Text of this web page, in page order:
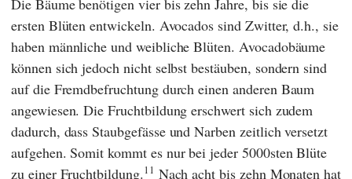
Die Bäume benötigen vier bis zehn Jahre, bis sie die
ersten Blüten entwickeln. Avocados sind Zwitter, d.h., sie
haben männliche und weibliche Blüten. Avocadobäume
können sich jedoch nicht selbst bestäuben, sondern sind
auf die Fremdbefruchtung durch einen anderen Baum
angewiesen. Die Fruchtbildung erschwert sich zudem
dadurch, dass Staubgefässe und Narben zeitlich versetzt
aufgehen. Somit kommt es nur bei jeder 5000sten Blüte
zu einer Fruchtbildung.11 Nach acht bis zehn Monaten hat